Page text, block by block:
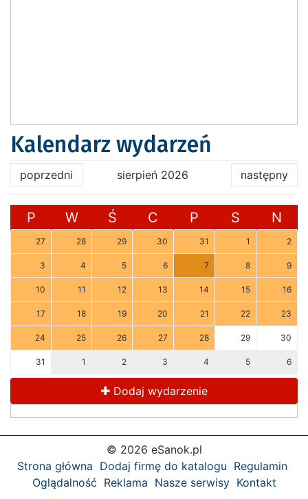
Kalendarz wydarzeń
poprzedni sierpień 2026 następny
P W Ś C P S N
27 28 29 30 31 1 2
3 4 5 6 7 8 9
10 11 12 13 14 15 16
17 18 19 20 21 22 23
24 25 26 27 28 29 30
31 1 2 3 4 5 6
Dodaj wydarzenie
© 2026 eSanok.pl
Strona główna Dodaj firmę do katalogu Regulamin
Oglądalność Reklama Nasze serwisy Kontakt